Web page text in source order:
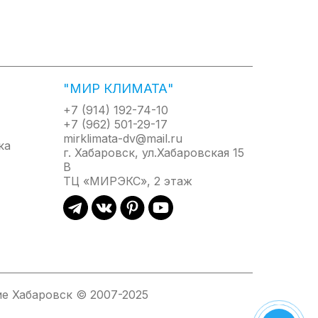
водонагревателя от коррозии в
не только нагреть воду к вашему приходу
контакта с водой. ТЭНы располагаются
накипи на ТЭНах и значительно
"МИР КЛИМАТА"
+7 (914) 192-74-10
+7 (962) 501-29-17
mirklimata-dv@mail.ru
г. Хабаровск, ул.Хабаровская 15
В
ТЦ «МИРЭКС», 2 этаж
Хабаровск © 2007-2025